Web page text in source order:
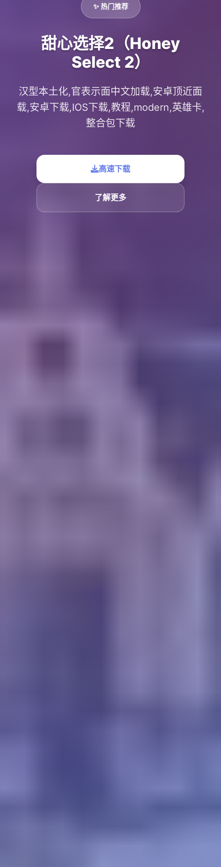
✨ 热门推荐
甜心选择2（Honey
Select 2）
汉型本土化,官表示面中文加载,安卓顶近面
载,安卓下载,IOS下载,教程,modern,英雄卡,
整合包下载
高速下载
了解更多